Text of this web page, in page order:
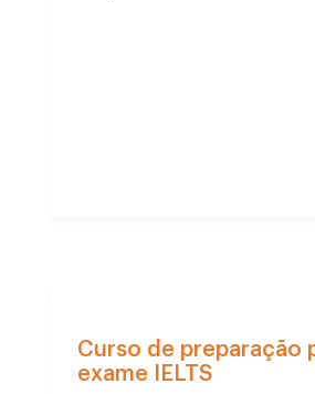
Curso de preparação
exame IELTS